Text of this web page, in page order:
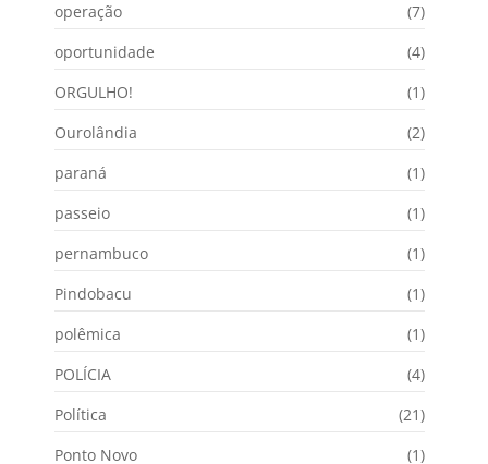
operação
(7)
oportunidade
(4)
ORGULHO!
(1)
Ourolândia
(2)
paraná
(1)
passeio
(1)
pernambuco
(1)
Pindobacu
(1)
polêmica
(1)
POLÍCIA
(4)
Política
(21)
Ponto Novo
(1)